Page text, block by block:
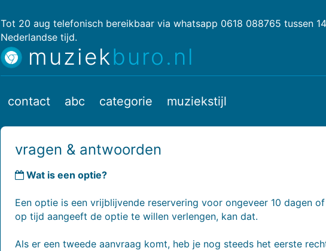
Tot 20 aug telefonisch bereikbaar via whatsapp 0618 088765 tussen
Nederlandse tijd.
muziekburo.nl
vragen & antwoorden
Wat is een optie?
Een optie is een vrijblijvende reservering voor ongeveer 10 dagen
op tijd aangeeft de optie te willen verlengen, kan dat.
Als er een tweede aanvraag komt, heb je nog steeds het eerste
contact abc categorie muziekstijl